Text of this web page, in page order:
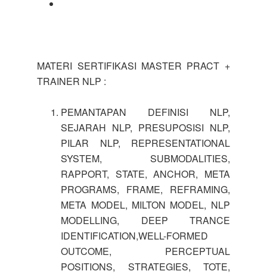
MATERI SERTIFIKASI MASTER PRACT +
TRAINER NLP :
PEMANTAPAN DEFINISI NLP,
SEJARAH NLP, PRESUPOSISI NLP,
PILAR NLP, REPRESENTATIONAL
SYSTEM, SUBMODALITIES,
RAPPORT, STATE, ANCHOR, META
PROGRAMS, FRAME, REFRAMING,
META MODEL, MILTON MODEL, NLP
MODELLING, DEEP TRANCE
IDENTIFICATION,WELL-FORMED
OUTCOME, PERCEPTUAL
POSITIONS, STRATEGIES, TOTE,